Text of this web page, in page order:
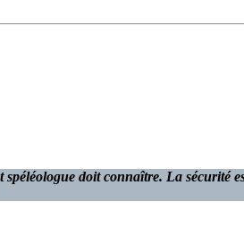
doit connaître. La sécurité